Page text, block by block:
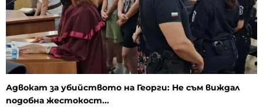
Адвокат за убийството на Георги: Не съм виждал
подобна жестокост...